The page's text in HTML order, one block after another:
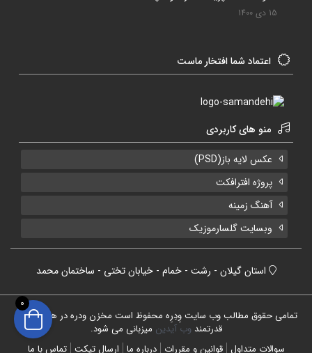
15 دی 1400
اعتماد شما افتخار ماست
منو های کاربردی
عکس لایه باز(PSD)
پروژه افترافکت
آهنگ زمینه
وبسایت گلسارموزیک
استان گیلان - رشت - خمام - خیابان تختی - ساختمان محمد
تمامی حقوق مطالب وب سایت وِدِرِه محفوظ است مخزن ودره در هاست های
قدرتمند وب آیدین میزبانی می شود.
سوالات متداول قوانین و مقررات درباره ما ارسال تیکت تماس با ما
0